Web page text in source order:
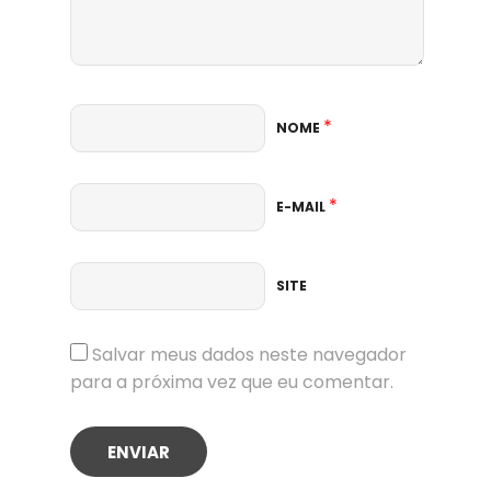
NOME *
E-MAIL *
SITE
Salvar meus dados neste navegador
para a próxima vez que eu comentar.